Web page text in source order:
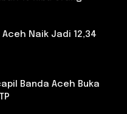
Naik Jadi 12,34
Banda Aceh Buka